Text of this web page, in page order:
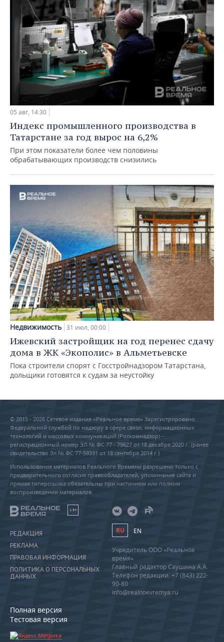
05 авг, 14:30
Индекс промышленного производства в
Татарстане за год вырос на 6,2%
При этом показатели более чем половины
обрабатывающих производств снизились
Недвижимость 31 июл, 00:00
Ижевский застройщик на год перенес сдачу
дома в ЖК «Экополис» в Альметьевске
Пока строители спорят с Госстройнадзором Татарстана,
дольщики готовятся к судам за неустойку
© 2015 - 2026 Сетевое издание «Реальное время» Зарегистрировано
Федеральной службой по надзору в сфере связи, информационных
технологий и массовых коммуникаций (Роскомнадзор) –
регистрационный номер ЭЛ № ФС 77 - 79627 от 18 декабря 2020 г. (ранее
свидетельство Эл № ФС 77-59331 от 18 сентября 2014 г.)
Использование материалов Реального Времени разрешено только с
предварительного согласия правообладателей, упоминание сайта и
прямая гиперссылка обязательны при частичном или полном
воспроизведении материалов.
18+
РЕДАКЦИЯ
РЕКЛАМА
ПРАВОВАЯ ИНФОРМАЦИЯ
ПОЛИТИКА О ПЕРСОНАЛЬНЫХ
ДАННЫХ
Полная версия
Тестовая версия
RU EN
Учредитель ООО «Реальное
время»
Главный редактор Саушина А.А.
Телефон редакции: +7 (843) 222-
90-80
info@realnoevremya.ru